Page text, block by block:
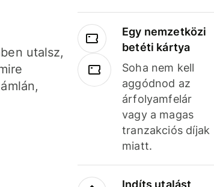
utalsz,
Egy nemzetközi
betéti kártya
Soha nem kell
aggódnod az
árfolyamfelár
vagy a magas
tranzakciós díjak
miatt.
Indíts utalást